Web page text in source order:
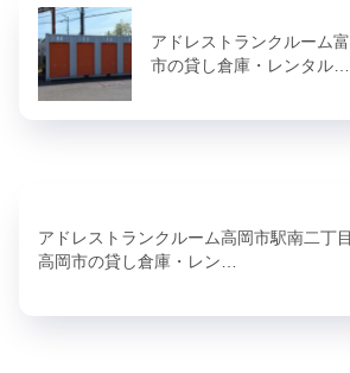
アドレストランクルーム
市の貸し倉庫・レンタル…
アドレストランクルーム高岡市駅南二丁目
高岡市の貸し倉庫・レン…